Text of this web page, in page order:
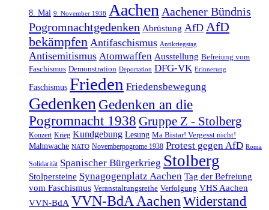
8. Mai 9. November 1938 AachenAachener Bündnis
Pogromnachtgedenken Abrüstung AfD AfD
bekämpfen Antifaschismus Antikriegstag
Antisemitismus Atomwaffen Ausstellung Befreiung vom
Faschismus Demonstration Deportation DFG-VK Erinnerung
Faschismus Frieden Friedensbewegung
Gedenken Gedenken an die
Pogromnacht 1938 Gruppe Z - Stolberg
Konzert Krieg Kundgebung Lesung Ma Bistar! Vergesst nicht!
Mahnwache NATO Novemberpogrome 1938 Protest gegen AfD Roma
Solidarität Spanischer Bürgerkrieg Stolberg
Stolpersteine Synagogenplatz Aachen Tag der Befreiung
vom Faschismus Veranstaltungsreihe Verfolgung VHS Aachen
VVN-BdA VVN-BdA AachenWiderstand